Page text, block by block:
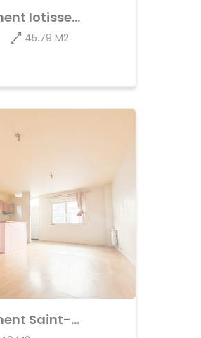
Achat Appartement lotissement
45.79 M2
Achat Appartement Saint-Helier